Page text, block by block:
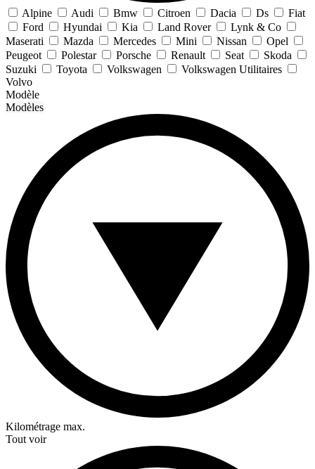
Alpine Audi Bmw Citroen Dacia Ds
Fiat
Ford
Hyundai Kia Land Rover
Lynk & Co
Maserati
Mazda Mercedes Mini Nissan
Opel
Peugeot
Polestar Porsche Renault Seat
Skoda
Suzuki
Toyota Volkswagen
Volkswagen Utilitaires
Volvo
Modèle
Modèles
Kilométrage max.
Tout voir